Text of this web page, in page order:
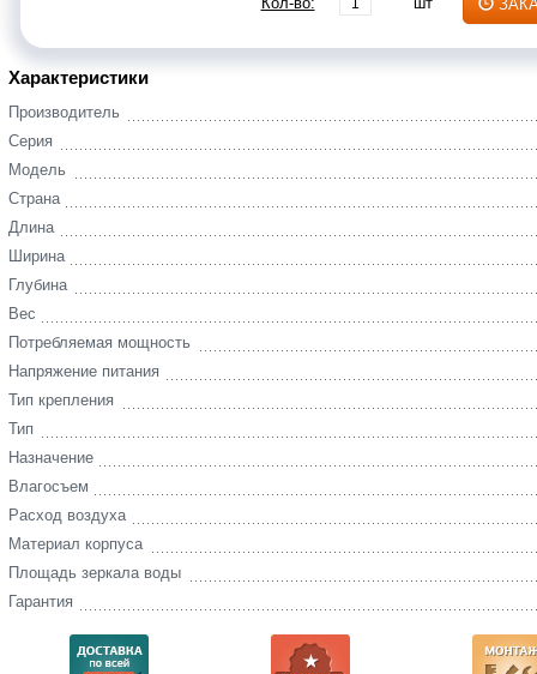
Характеристики
Производитель
Серия
Модель
Страна
Длина
Ширина
Глубина
Вес
Потребляемая мощность
Напряжение питания
Тип крепления
Тип
Назначение
Влагосъем
Расход воздуха
Материал корпуса
Площадь зеркала воды
Гарантия